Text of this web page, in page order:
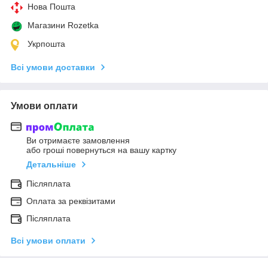
Нова Пошта
Магазини Rozetka
Укрпошта
Всі умови доставки
Умови оплати
Ви отримаєте замовлення
або гроші повернуться на вашу картку
Детальніше
Післяплата
Оплата за реквізитами
Післяплата
Всі умови оплати